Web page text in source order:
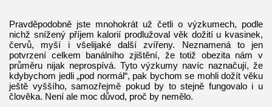
Pravděpodobně jste mnohokrát už četli o výzkumech, podle
nichž snížený příjem kalorií prodlužoval věk dožití u kvasinek,
červů, myší i všelijaké další zvířeny. Neznamená to jen
potvrzení celkem banálního zjištění, že totiž obezita nám v
průměru nijak neprospívá. Tyto výzkumy navíc naznačují, že
kdybychom jedli „pod normál“, pak bychom se mohli dožít věku
ještě vyššího, samozřejmě pokud by to stejně fungovalo i u
člověka. Není ale moc důvod, proč by nemělo.